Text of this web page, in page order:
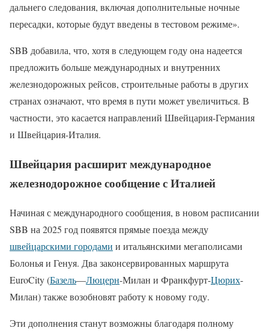
дальнего следования, включая дополнительные ночные
пересадки, которые будут введены в тестовом режиме».
SBB добавила, что, хотя в следующем году она надеется
предложить больше международных и внутренних
железнодорожных рейсов, строительные работы в других
странах означают, что время в пути может увеличиться. В
частности, это касается направлений Швейцария-Германия
и Швейцария-Италия.
Швейцария расширит международное
железнодорожное сообщение с Италией
Начиная с международного сообщения, в новом расписании
SBB на 2025 год появятся прямые поезда между
швейцарскими городами и итальянскими мегаполисами
Болонья и Генуя. Два законсервированных маршрута
EuroCity (Базель—Люцерн-Милан и Франкфурт-Цюрих-
Милан) также возобновят работу к новому году.
Эти дополнения станут возможны благодаря полному